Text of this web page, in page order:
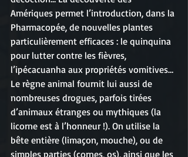
Amériques permet l’introduction, dans la
Pharmacopée, de nouvelles plantes
particulièrement efficaces : le quinquina
pour lutter contre les fièvres,
l’ipécacuanha aux propriétés vomitives…
Le règne animal fournit lui aussi de
nombreuses drogues, parfois tirées
d’animaux étranges ou mythiques (la
licorne est à l’honneur !). On utilise la
bête entière (limaçon, mouche), ou de
simples parties (cornes, os), ainsi que les